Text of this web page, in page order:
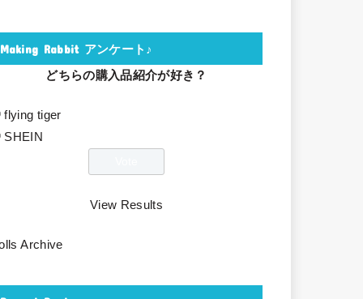
Making Rabbit アンケート♪
どちらの購入品紹介が好き？
flying tiger
SHEIN
View Results
Archive